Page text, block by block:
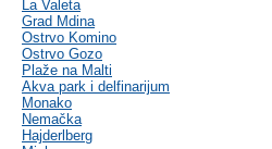
La Valeta
Grad Mdina
Ostrvo Komino
Ostrvo Gozo
Plaže na Malti
Akva park i delfinarijum
Monako
Nemačka
Hajderlberg